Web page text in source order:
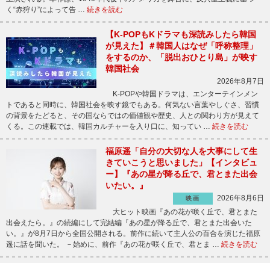
く“赤狩り”によって告 … 続きを読む
【K-POPもKドラマも深読みしたら韓国
が見えた】＃韓国人はなぜ「呼称整理」
をするのか、「脱出おひとり島」が映す
韓国社会
2026年8月7日
K-POPや韓国ドラマは、エンターテインメン
トであると同時に、韓国社会を映す鏡でもある。何気ない言葉やしぐさ、習慣
の背景をたどると、その国ならではの価値観や歴史、人との関わり方が見えて
くる。この連載では、韓国カルチャーを入り口に、知ってい … 続きを読む
福原遥「自分の大切な人を大事にして生
きていこうと思いました」【インタビュ
ー】『あの星が降る丘で、君とまた出会
いたい。』
映画
2026年8月6日
大ヒット映画『あの花が咲く丘で、君とまた
出会えたら。』の続編にして完結編『あの星が降る丘で、君とまた出会いた
い。』が8月7日から全国公開される。前作に続いて主人公の百合を演じた福原
遥に話を聞いた。 －始めに、前作『あの花が咲く丘で、君とま … 続きを読む